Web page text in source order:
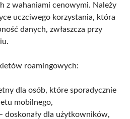
z wahaniami cenowymi. Należy
uczciwego korzystania, która
danych, zwłaszcza przy
roamingowych:
dla osób, które sporadycznie
mobilnego,
doskonały dla użytkowników,